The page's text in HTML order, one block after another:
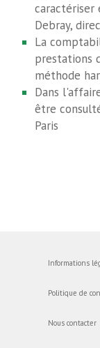
caractériser
Debray,
La
prestations
méthode
Dans
être
Paris
Informations
Politique de
Nous contacter